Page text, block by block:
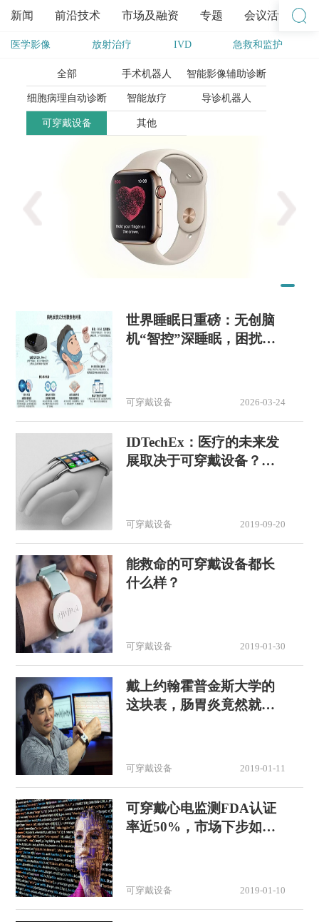
新闻 前沿技术 市场及融资 专题 会议活动
医学影像 放射治疗 IVD 急救和监护
全部 手术机器人 智能影像辅助诊断
细胞病理自动诊断 智能放疗 导诊机器人
可穿戴设备 其他
世界睡眠日重磅：无创脑
机“智控”深睡眠，困扰全
可穿戴设备 2026-03-24
IDTechEx：医疗的未来发
展取决于可穿戴设备？
可穿戴设备 2019-09-20
能救命的可穿戴设备都长
什么样？
可穿戴设备 2019-01-30
戴上约翰霍普金斯大学的
这块表，肠胃炎竟然就好
可穿戴设备 2019-01-11
可穿戴心电监测FDA认证
率近50%，市场下步如何
可穿戴设备 2019-01-10